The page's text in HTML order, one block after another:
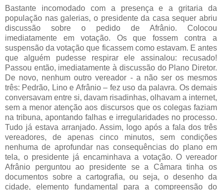
Bastante incomodado com a presença e a gritaria da
população nas galerias, o presidente da casa sequer abriu
discussão sobre o pedido de Afrânio. Colocou
imediatamente em votação. Os que fossem contra a
suspensão da votação que ficassem como estavam. E antes
que alguém pudesse respirar ele assinalou: recusado!
Passou então, imediatamente à discussão do Plano Diretor.
De novo, nenhum outro vereador - a não ser os mesmos
três: Pedrão, Lino e Afrânio – fez uso da palavra. Os demais
conversavam entre si, davam risadinhas, olhavam a internet,
sem a menor atenção aos discursos que os colegas faziam
na tribuna, apontando falhas e irregularidades no processo.
Tudo já estava arranjado. Assim, logo após a fala dos três
vereadores, de apenas cinco minutos, sem condições
nenhuma de aprofundar nas consequências do plano em
tela, o presidente já encaminhava a votação. O vereador
Afrânio perguntou ao presidente se a Câmara tinha os
documentos sobre a cartografia, ou seja, o desenho da
cidade, elemento fundamental para a compreensão do